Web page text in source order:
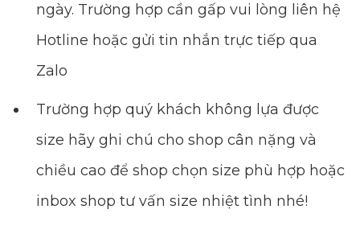
ngày. Trường hợp cần gấp vui lòng liên hệ
Hotline hoặc gửi tin nhắn trực tiếp qua
Zalo
Trường hợp quý khách không lựa được
size hãy ghi chú cho shop cân nặng và
chiều cao để shop chọn size phù hợp hoặc
inbox shop tư vấn size nhiệt tình nhé!